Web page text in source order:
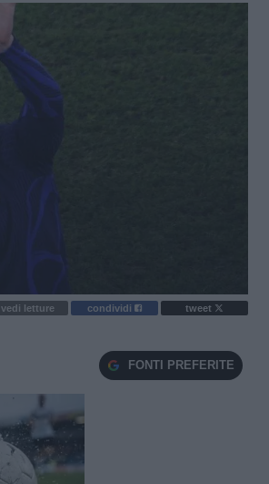
vedi letture condividi tweet
FONTI PREFERITE